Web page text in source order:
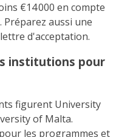
€14 000 en compte
Préparez aussi une
d'acceptation.
institutions pour
figurent University
of Malta.
les programmes et